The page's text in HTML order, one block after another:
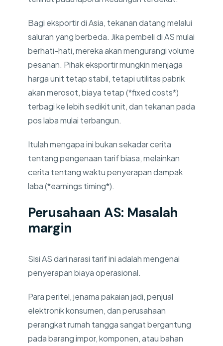
Bagi eksportir di Asia, tekanan datang melalui
saluran yang berbeda. Jika pembeli di AS mulai
berhati-hati, mereka akan mengurangi volume
pesanan. Pihak eksportir mungkin menjaga
harga unit tetap stabil, tetapi utilitas pabrik
akan merosot, biaya tetap (*fixed costs*)
terbagi ke lebih sedikit unit, dan tekanan pada
pos laba mulai terbangun.
Itulah mengapa ini bukan sekadar cerita
tentang pengenaan tarif biasa, melainkan
cerita tentang waktu penyerapan dampak
laba (*earnings timing*).
Perusahaan AS: Masalah
margin
Sisi AS dari narasi tarif ini adalah mengenai
penyerapan biaya operasional.
Para peritel, jenama pakaian jadi, penjual
elektronik konsumen, dan perusahaan
perangkat rumah tangga sangat bergantung
pada barang impor, komponen, atau bahan